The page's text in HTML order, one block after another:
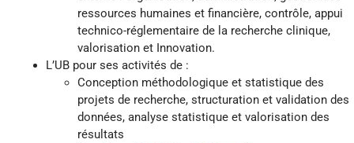
ressources humaines et financière, contrôle, appui
technico-réglementaire de la recherche clinique,
valorisation et Innovation.
L’UB pour ses activités de :
Conception méthodologique et statistique des
projets de recherche, structuration et validation des
données, analyse statistique et valorisation des
résultats